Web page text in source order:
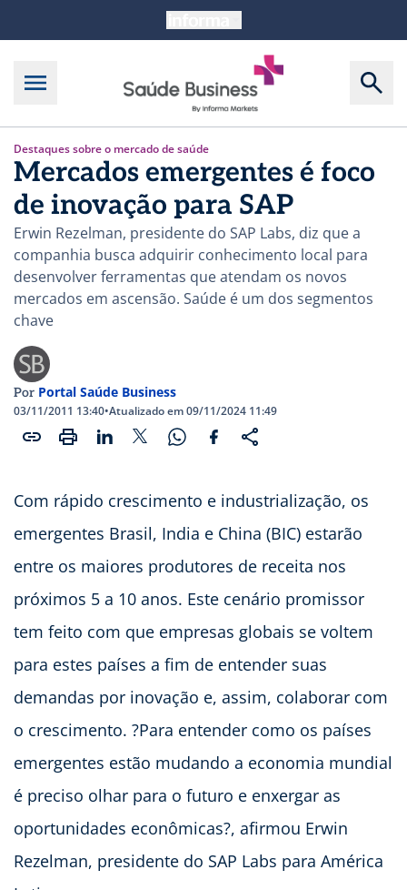
Destaques sobre o mercado de saúde
Mercados emergentes é foco
de inovação para SAP
Erwin Rezelman, presidente do SAP Labs, diz que a
companhia busca adquirir conhecimento local para
desenvolver ferramentas que atendam os novos
mercados em ascensão. Saúde é um dos segmentos
chave
Por Portal Saúde Business
03/11/2011 13:40•Atualizado em 09/11/2024 11:49
Com rápido crescimento e industrialização, os
emergentes Brasil, India e China (BIC) estarão
entre os maiores produtores de receita nos
próximos 5 a 10 anos. Este cenário promissor
tem feito com que empresas globais se voltem
para estes países a fim de entender suas
demandas por inovação e, assim, colaborar com
o crescimento. ?Para entender como os países
emergentes estão mudando a economia mundial
é preciso olhar para o futuro e enxergar as
oportunidades econômicas?, afirmou Erwin
Rezelman, presidente do SAP Labs para América